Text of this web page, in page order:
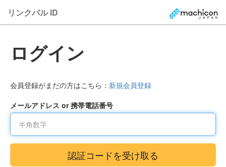
リンクバル ID
ログイン
会員登録がまだの方はこちら： 新規会員登録
メールアドレス or 携帯電話番号